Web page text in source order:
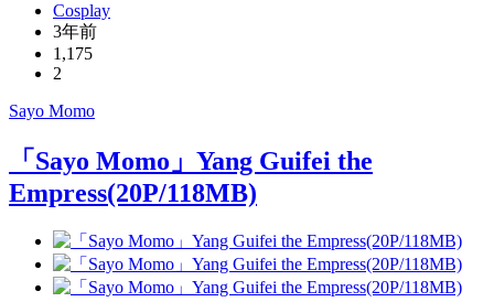
Cosplay
3年前
1,175
2
Sayo Momo
「Sayo Momo」Yang Guifei the
Empress(20P/118MB)